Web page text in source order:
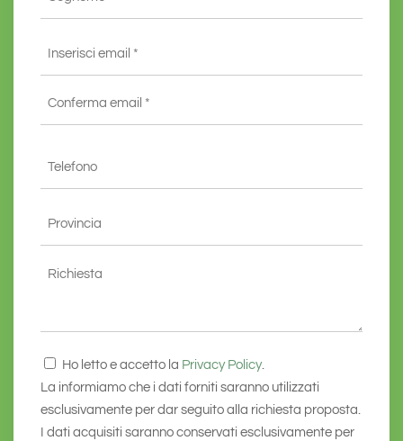
email
*
Richiesta
Consenso
*
Ho letto e accetto la Privacy Policy.
La informiamo che i dati forniti saranno utilizzati
esclusivamente per dar seguito alla richiesta proposta.
I dati acquisiti saranno conservati esclusivamente per